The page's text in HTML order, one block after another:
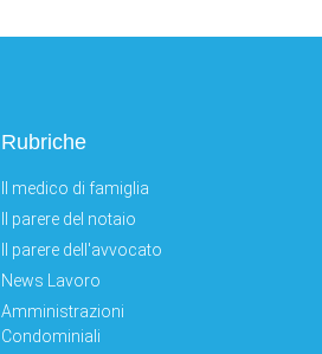
Rubriche
Il medico di famiglia
Il parere del notaio
Il parere dell'avvocato
News Lavoro
Amministrazioni
Condominiali